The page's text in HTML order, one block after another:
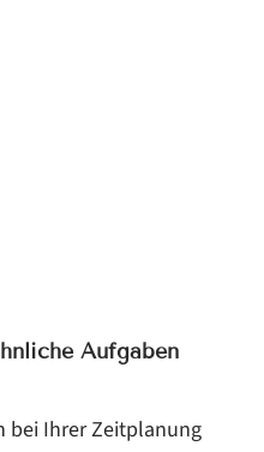
Aufgaben
bei Ihrer Zeitplanung